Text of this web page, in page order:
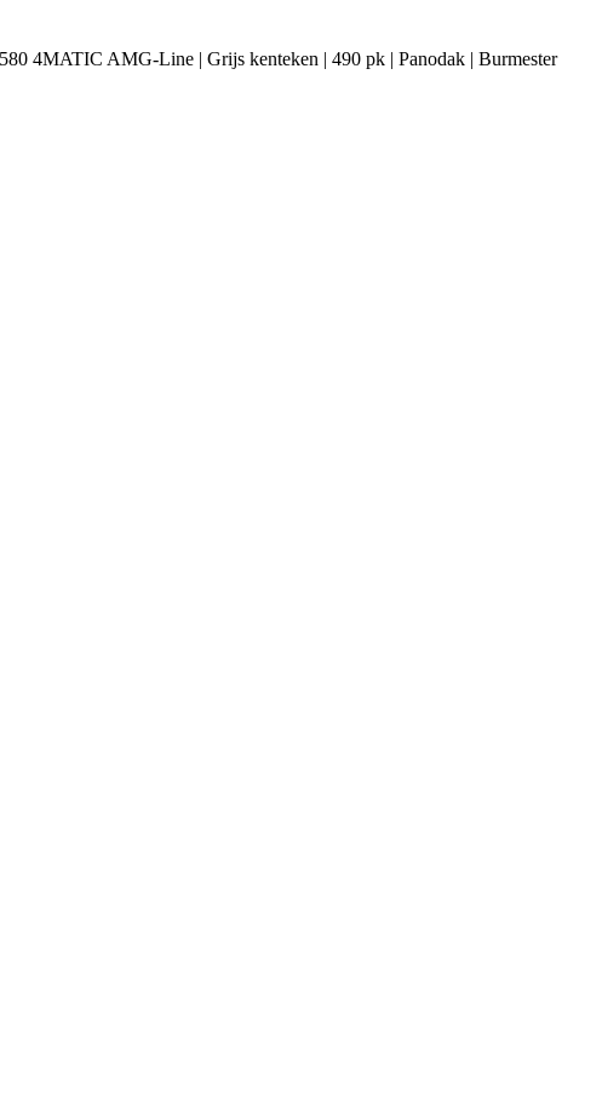
4MATIC AMG-Line | Grijs kenteken | 490 pk | Panodak | Burmester